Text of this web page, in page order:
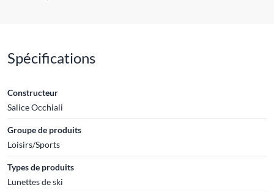
Spécifications
Constructeur
Salice Occhiali
Groupe de produits
Loisirs/Sports
Types de produits
Lunettes de ski